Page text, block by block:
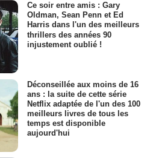
Ce soir entre amis : Gary
Oldman, Sean Penn et Ed
Harris dans l'un des meilleurs
thrillers des années 90
injustement oublié !
Déconseillée aux moins de 16
ans : la suite de cette série
Netflix adaptée de l'un des 100
meilleurs livres de tous les
temps est disponible
aujourd'hui